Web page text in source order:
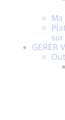
Ma
GERER